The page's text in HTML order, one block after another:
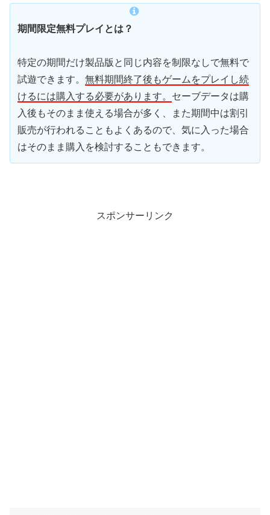
期間限定無料プレイとは？
特定の期間だけ製品版と同じ内容を制限なしで無料で
試遊できます。 無料期間終了後もゲームをプレイし続
けるには購入する必要があります。 セーブデータは購
入後もそのまま使える場合が多く、また期間中は割引
販売が行われることもよくあるので、気に入った場合
はそのまま購入を検討することもできます。
スポンサーリンク